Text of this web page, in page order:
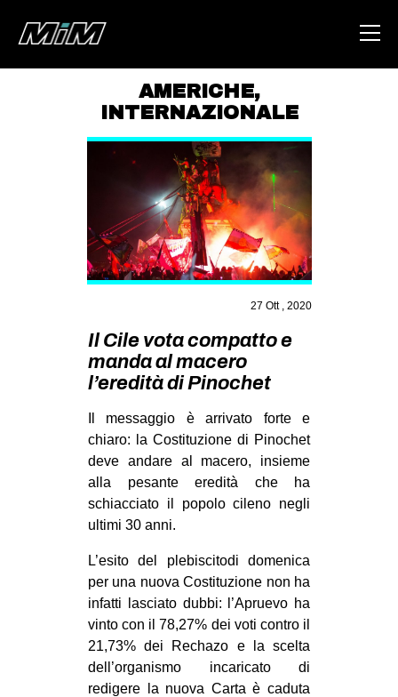
HOME
ABOUT
AREA
DEGENERAZIONE
GAZA FREESTYLE
CSOA LAMBRETTA
STUDENTI TSUNAMI
ZAM
MILANO
MOBILITAZIONI
SPAZI
SPORT POPOLARE
AMBIENTE
ANTIFASCISMO
DIRITTO ALL’ABITARE
MIGRAZIONI
AMERICHE,
INTERNAZIONALE
27 Ott , 2020
Il Cile vota compatto e
manda al macero
l’eredità di Pinochet
Il messaggio è arrivato forte e
chiaro: la Costituzione di Pinochet
deve andare al macero, insieme
alla pesante eredità che ha
schiacciato il popolo cileno negli
ultimi 30 anni.
L’esito del plebiscitodi domenica
per una nuova Costituzione non ha
infatti lasciato dubbi: l’Apruevo ha
vinto con il 78,27% dei voti contro il
21,73% dei Rechazo e la scelta
dell’organismo incaricato di
redigere la nuova Carta è caduta